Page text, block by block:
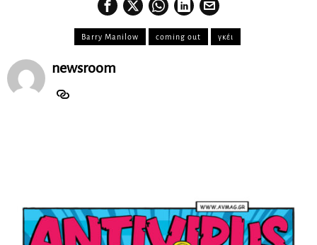
Barry Manilow coming out γκέι
newsroom